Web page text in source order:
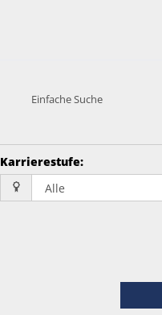
Einfache Suche
Karrierestufe: